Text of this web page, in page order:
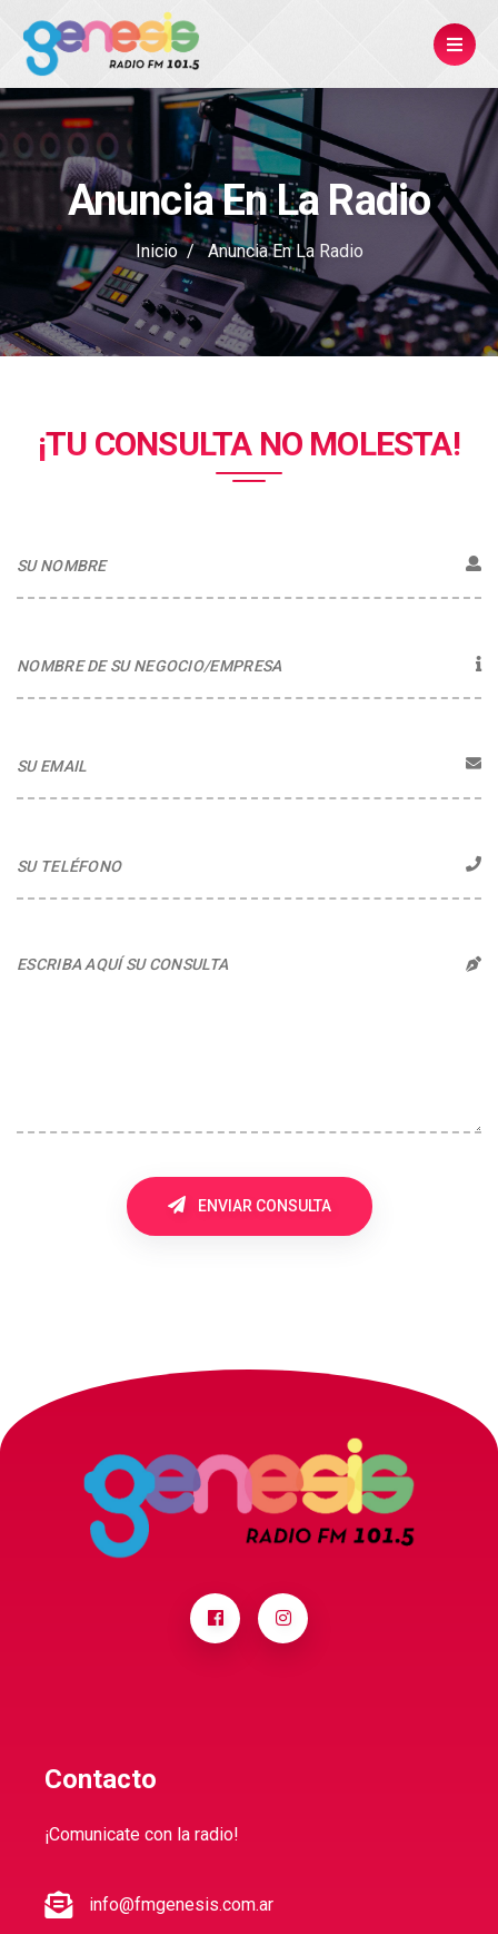
Anuncia En La Radio
Inicio Anuncia En La Radio
¡TU CONSULTA NO MOLESTA!
ENVIAR CONSULTA
Contacto
¡Comunicate con la radio!
info@fmgenesis.com.ar